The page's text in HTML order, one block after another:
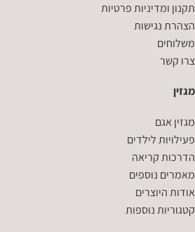
תקנון ומדיניות פרטיות
הצהרת נגישות
משלוחים
צרו קשר
מגזין
מגזין אגם
פעילויות לילדים
הדרכות קריאה
מאמרים נוספים
אודות היוצרים
קטגוריות נוספות